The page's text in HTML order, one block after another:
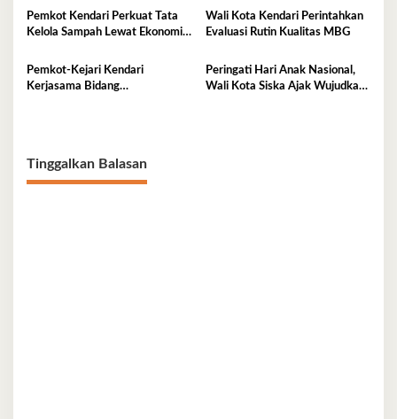
Pemkot Kendari Perkuat Tata
Kelola Sampah Lewat Ekonomi
Wali Kota Kendari Perintahkan
Evaluasi Rutin Kualitas MBG
Pemkot-Kejari Kendari
Kerjasama Bidang
Peringati Hari Anak Nasional,
Wali Kota Siska Ajak Wujudkan
Tinggalkan Balasan